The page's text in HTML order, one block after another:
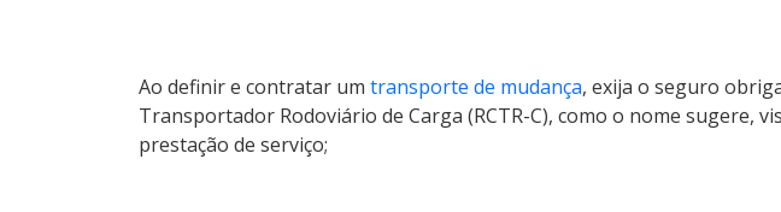
Ao definir e contratar um transporte de mudança, exija o seguro
Transportador Rodoviário de Carga (RCTR-C), como o nome sugere,
prestação de serviço;